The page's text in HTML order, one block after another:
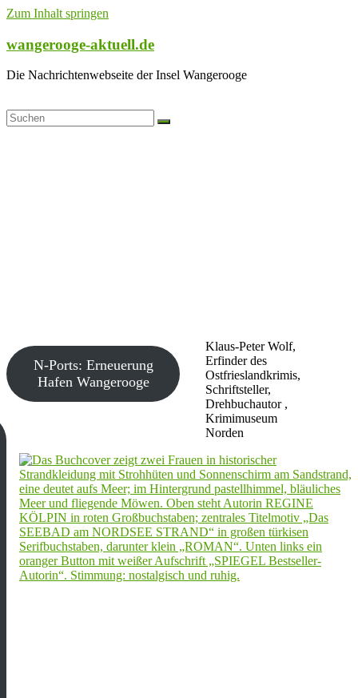
Zum Inhalt springen
wangerooge-aktuell.de
Die Nachrichtenwebseite der Insel Wangerooge
Klaus-Peter Wolf,
Erfinder des
Ostfrieslandkrimis,
Schriftsteller,
Drehbuchautor ,
Krimimuseum
Norden
N-Ports: Erneuerung
Hafen Wangerooge